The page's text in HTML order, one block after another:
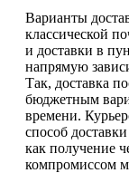
Варианты
классической
и доставки в
напрямую
Так, доставка
бюджетным
времени.
способ
как получение
компромиссом